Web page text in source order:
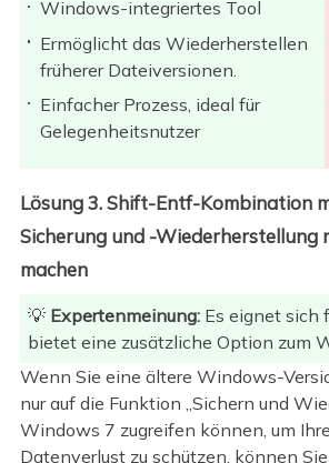
Windows-integriertes Tool
Ermöglicht das Wiederherstellen
früherer Dateiversionen.
Einfacher Prozess, ideal für
Gelegenheitsnutzer
Lösung 3. Shift-Entf-Kombination
Sicherung und -Wiederherstellung
machen
💡 Expertenmeinung:Es eignet sich
bietet eine zusätzliche Option zum
Wenn Sie eine ältere Windows-
nur auf die Funktion „Sichern und
Windows 7 zugreifen können, um
Datenverlust zu schützen, können